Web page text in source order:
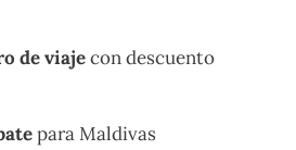
de viajecon descuento
para Maldivas